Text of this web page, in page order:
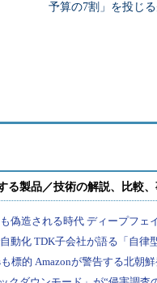
予算の7割」を投じ